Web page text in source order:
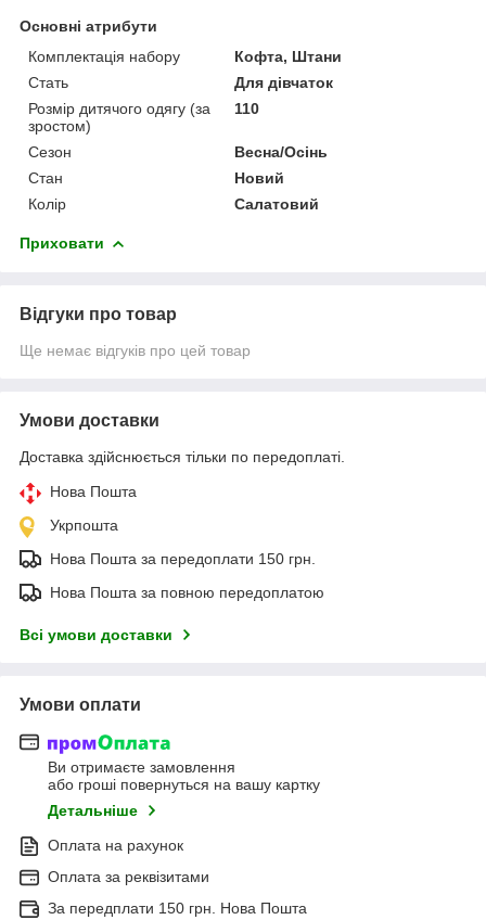
Основні атрибути
Комплектація набору
Кофта, Штани
Стать
Для дівчаток
Розмір дитячого одягу (за
зростом)
110
Сезон
Весна/Осінь
Стан
Новий
Колір
Салатовий
Приховати
Відгуки про товар
Ще немає відгуків про цей товар
Умови доставки
Доставка здійснюється тільки по передоплаті.
Нова Пошта
Укрпошта
Нова Пошта за передоплати 150 грн.
Нова Пошта за повною передоплатою
Всі умови доставки
Умови оплати
Ви отримаєте замовлення
або гроші повернуться на вашу картку
Детальніше
Оплата на рахунок
Оплата за реквізитами
За передплати 150 грн. Нова Пошта